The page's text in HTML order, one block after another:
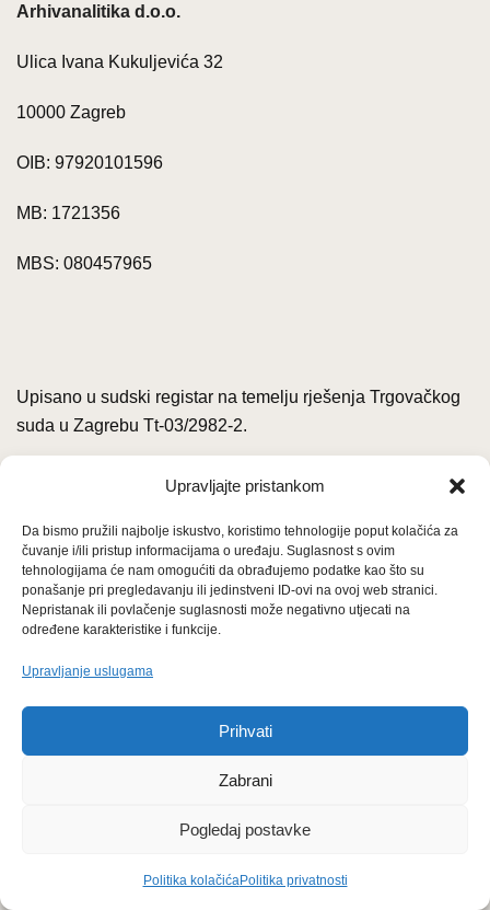
Upravljajte pristankom
Da bismo pružili najbolje iskustvo, koristimo tehnologije poput kolačića za
čuvanje i/ili pristup informacijama o uređaju. Suglasnost s ovim
tehnologijama će nam omogućiti da obrađujemo podatke kao što su
ponašanje pri pregledavanju ili jedinstveni ID-ovi na ovoj web stranici.
Nepristanak ili povlačenje suglasnosti može negativno utjecati na
određene karakteristike i funkcije.
Upravljanje uslugama
Prihvati
Zabrani
Pogledaj postavke
Politika kolačićaPolitika privatnosti
Arhivanalitika d.o.o.
Ulica Ivana Kukuljevića 32
10000 Zagreb
OIB: 97920101596
MB: 1721356
MBS: 080457965
Upisano u sudski registar na temelju rješenja Trgovačkog
suda u Zagrebu Tt-03/2982-2.
Direktori: Velimir Šonje, Amina Ahec Šonje
Temeljni kapital: 27.100,00 kuna / 3.596,79 eura, uplaćen u
cijelosti.
IBAN: HR9524840081101672453, kod Raiffeisenbank
Austria d.d.
Važne poveznice